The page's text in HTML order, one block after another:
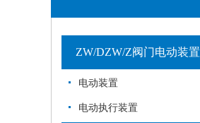
ZW/DZW/Z阀门电动装置
电动装置
电动执行装置